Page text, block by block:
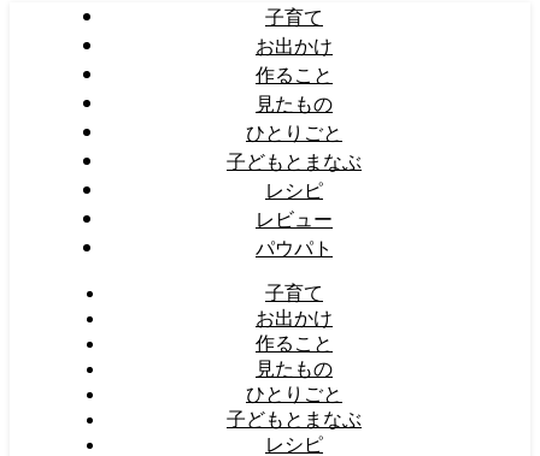
子育て
お出かけ
作ること
見たもの
ひとりごと
子どもとまなぶ
レシピ
レビュー
パウパト
子育て
お出かけ
作ること
見たもの
ひとりごと
子どもとまなぶ
レシピ